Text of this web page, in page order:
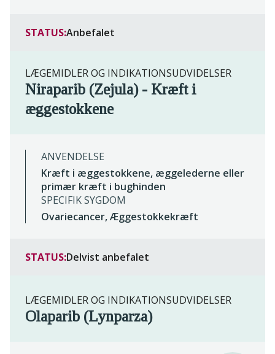
STATUS:Anbefalet
LÆGEMIDLER OG INDIKATIONSUDVIDELSER
Niraparib (Zejula) - Kræft i
æggestokkene
ANVENDELSE
Kræft i æggestokkene, æggelederne eller
primær kræft i bughinden
SPECIFIK SYGDOM
Ovariecancer, Æggestokkekræft
STATUS:Delvist anbefalet
LÆGEMIDLER OG INDIKATIONSUDVIDELSER
Olaparib (Lynparza)